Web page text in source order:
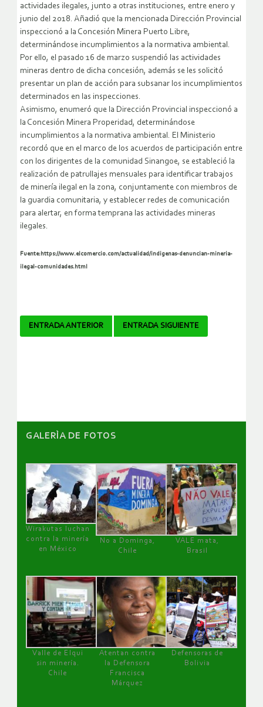
actividades ilegales, junto a otras instituciones, entre enero y
junio del 2018. Añadió que la mencionada Dirección Provincial
inspeccionó a la Concesión Minera Puerto Libre,
determinándose incumplimientos a la normativa ambiental.
Por ello, el pasado 16 de marzo suspendió las actividades
mineras dentro de dicha concesión, además se les solicitó
presentar un plan de acción para subsanar los incumplimientos
determinados en las inspecciones.
Asimismo, enumeró que la Dirección Provincial inspeccionó a
la Concesión Minera Properidad, determinándose
incumplimientos a la normativa ambiental. El Ministerio
recordó que en el marco de los acuerdos de participación entre
con los dirigentes de la comunidad Sinangoe, se estableció la
realización de patrullajes mensuales para identificar trabajos
de minería ilegal en la zona, conjuntamente con miembros de
la guardia comunitaria, y establecer redes de comunicación
para alertar, en forma temprana las actividades mineras
ilegales.
Fuente:https://www.elcomercio.com/actualidad/indigenas-denuncian-mineria-
ilegal-comunidades.html
Navegador
ENTRADA ANTERIOR ENTRADA SIGUIENTE
GALERÌA DE FOTOS
Wirakutas luchan
contra la minería
en México
No a Dominga,
Chile
VALE mata,
Brasil
Valle de Elqui
sin minería.
Chile
Atentan contra
la Defensora
Francisca
Márquez
Defensoras de
Bolivia